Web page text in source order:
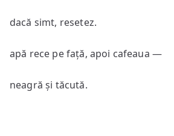
dacă simt, resetez.
apă rece pe față, apoi cafeaua —
neagră și tăcută.